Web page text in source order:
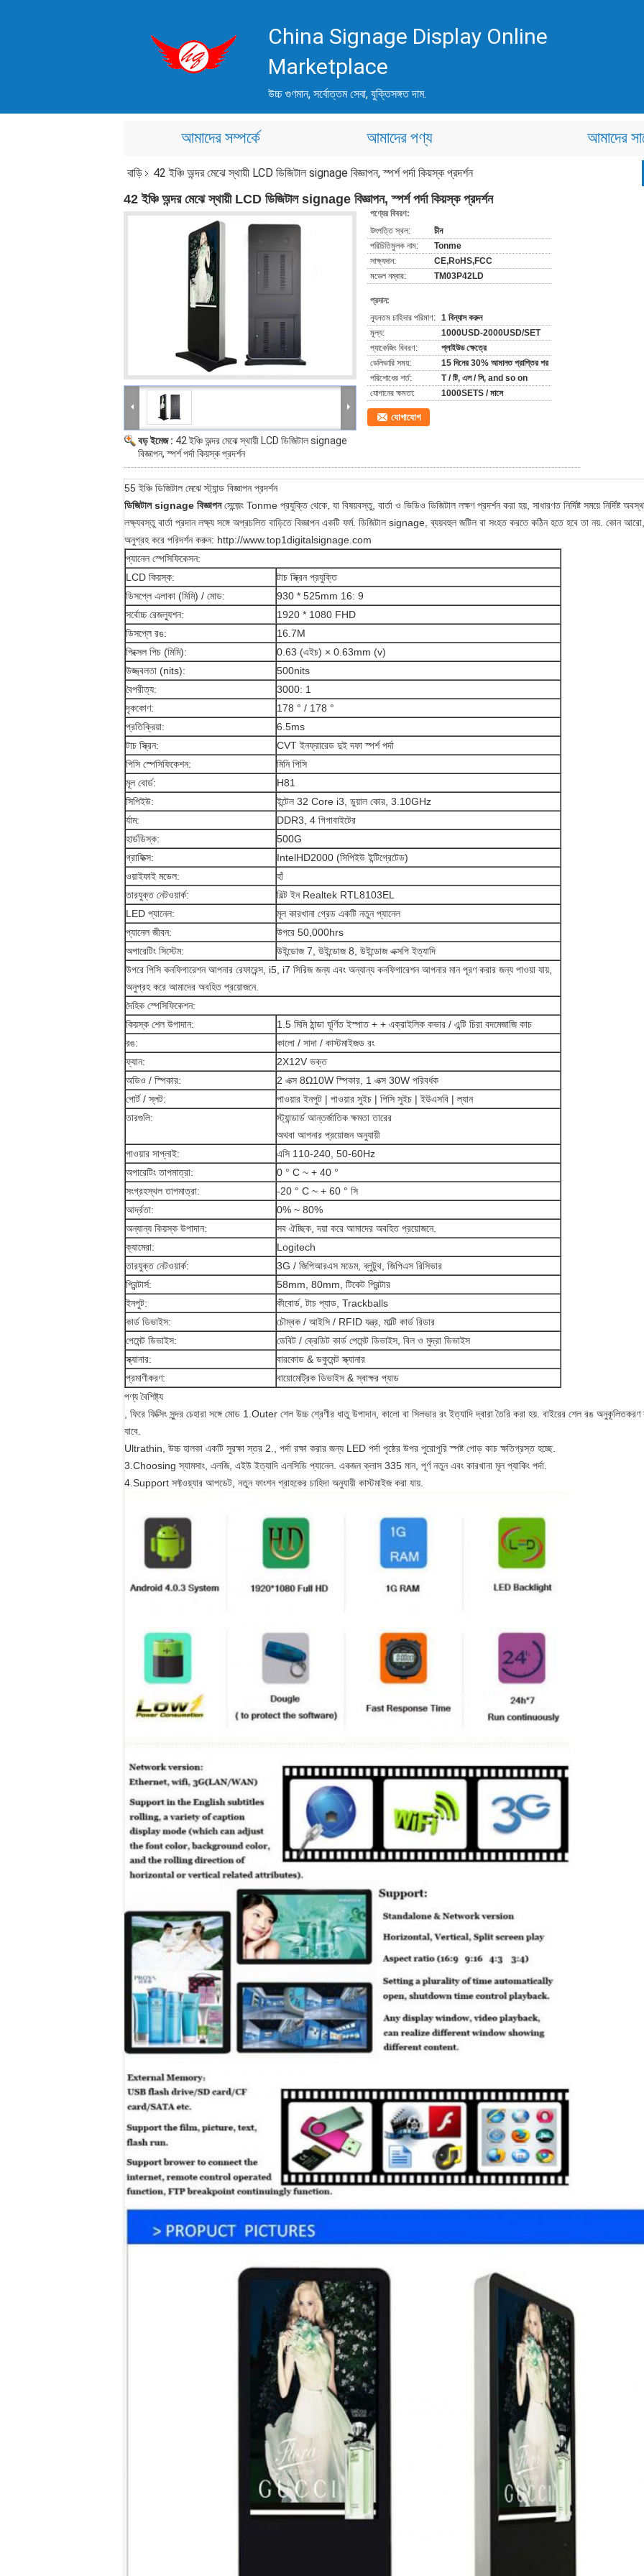
China Signage Display Online
Marketplace
উচ্চ গুণমান, সর্বোত্তম সেবা, যুক্তিসঙ্গত দাম.
আমাদের সম্পর্কে আমাদের পণ্য আমাদের
বাড়ি 42 ইঞ্চি অন্দর মেঝে স্থায়ী LCD ডিজিটাল signage বিজ্ঞাপন, স্পর্শ পর্দা কিয়স্ক প্রদর্শন
42 ইঞ্চি অন্দর মেঝে স্থায়ী LCD ডিজিটাল signage বিজ্ঞাপন, স্পর্শ পর্দা কিয়স্ক প্রদর্শন
বড় ইমেজ : 42 ইঞ্চি অন্দর মেঝে স্থায়ী LCD ডিজিটাল signage
বিজ্ঞাপন, স্পর্শ পর্দা কিয়স্ক প্রদর্শন
পণ্যের বিবরণ:
উৎপত্তি স্থল:
চীন
পরিচিতিমুলক নাম:
Tonme
সাক্ষ্যদান:
CE,RoHS,FCC
মডেল নম্বার:
TM03P42LD
প্রদান:
ন্যূনতম চাহিদার পরিমাণ: 1 বিন্যাস করুন
মূল্য:
1000USD-2000USD/SET
প্যাকেজিং বিবরণ:
প্লাইউড ক্ষেত্রে
ডেলিভারি সময়:
15 দিনের 30% আমানত প্রাপ্তির পর
পরিশোধের শর্ত:
T / টি, এল / সি, and so on
যোগানের ক্ষমতা:
1000SETS / মাসে
যোগাযোগ
55 ইঞ্চি ডিজিটাল মেঝে স্ট্যান্ড বিজ্ঞাপন প্রদর্শন
ডিজিটাল signage বিজ্ঞাপনসেন্জ়েং Tonme প্রযুক্তি থেকে, যা বিষয়বস্তু, বার্তা ও ভিডিও ডিজিটাল লক্ষণ প্রদর্শন করা হয়, সাধারণত নির্দিষ্ট সময়ে নির্দিষ্ট
লক্ষ্যবস্তু বার্তা প্রদান লক্ষ্য সঙ্গে অপ্রচলিত বাড়িতে বিজ্ঞাপন একটি ফর্ম. ডিজিটাল signage, ব্যয়বহুল জটিল বা সংহত করতে কঠিন হতে হবে তা নয়. কোন আরো,
অনুগ্রহ করে পরিদর্শন করুন: http://www.top1digitalsignage.com
প্যানেল স্পেসিফিকেসন:
LCD কিয়স্ক:
টাচ স্ক্রিন প্রযুক্তি
ডিসপ্লে এলাকা (মিমি) / মোড:
930 * 525mm 16: 9
সর্বোচ্চ রেজল্যুশন:
1920 * 1080 FHD
ডিসপ্লে রঙ:
16.7M
পিক্সেল পিচ (মিমি):
0.63 (এইচ) × 0.63mm (v)
উজ্জ্বলতা (nits):
500nits
বৈপরীত্য:
3000: 1
দৃককোণ:
178 ° / 178 °
প্রতিক্রিয়া:
6.5ms
টাচ স্ক্রিন:
CVT ইনফ্রারেড দুই দফা স্পর্শ পর্দা
পিসি স্পেসিফিকেশন:
মিনি পিসি
মূল বোর্ড:
H81
সিপিইউ:
ইন্টেল 32 Core i3, ডুয়াল কোর, 3.10GHz
র্যাম:
DDR3, 4 গিগাবাইটের
হার্ডডিস্ক:
500G
গ্রাফিক্স:
IntelHD2000 (সিপিইউ ইন্টিগ্রেটেড)
ওয়াইফাই মডেল:
হাঁ
তারযুক্ত নেটওয়ার্ক:
বিল্ট ইন Realtek RTL8103EL
LED প্যানেল:
মূল কারখানা গ্রেড একটি নতুন প্যানেল
প্যানেল জীবন:
উপরে 50,000hrs
অপারেটিং সিস্টেম:
উইন্ডোজ 7, ​​উইন্ডোজ 8, উইন্ডোজ এক্সপি ইত্যাদি
উপরে পিসি কনফিগারেশন আপনার রেফারেন্স, i5, i7 সিরিজ জন্য এবং অন্যান্য কনফিগারেশন আপনার মান পূরণ করার জন্য পাওয়া যায়,
অনুগ্রহ করে আমাদের অবহিত প্রয়োজনে.
দৈহিক স্পেসিফিকেশন:
কিয়স্ক শেল উপাদান:
1.5 মিমি ঠান্ডা ঘূর্ণিত ইস্পাত + + এক্রাইলিক কভার / এন্টি চিরা বদমেজাজি কাচ
রঙ:
কালো / সাদা / কাস্টমাইজড রং
ফ্যান:
2X12V ভক্ত
অডিও / স্পিকার:
2 এক্স 8Ω10W স্পিকার, 1 এক্স 30W পরিবর্ধক
পোর্ট / স্লট:
পাওয়ার ইনপুট | পাওয়ার সুইচ | পিসি সুইচ | ইউএসবি | ল্যান
তারগুলি:
স্ট্যান্ডার্ড আন্তর্জাতিক ক্ষমতা তারের
অথবা আপনার প্রয়োজন অনুযায়ী
পাওয়ার সাপ্লাই:
এসি 110-240, 50-60Hz
অপারেটিং তাপমাত্রা:
0 ° C ~ + 40 °
সংগ্রহস্থল তাপমাত্রা:
-20 ° C ~ + 60 ° সি
আর্দ্রতা:
0% ~ 80%
অন্যান্য কিয়স্ক উপাদান:
সব ঐচ্ছিক, দয়া করে আমাদের অবহিত প্রয়োজনে.
ক্যামেরা:
Logitech
তারযুক্ত নেটওয়ার্ক:
3G / জিপিআরএস মডেম, ব্লুটুথ, জিপিএস রিসিভার
প্রিন্টার্স:
58mm, 80mm, টিকেট প্রিন্টার
ইনপুট:
কীবোর্ড, টাচ প্যাড, Trackballs
কার্ড ডিভাইস:
চৌম্বক / আইসি / RFID যন্ত্র, মাল্টি কার্ড রিডার
পেমেন্ট ডিভাইস:
ডেবিট / ক্রেডিট কার্ড পেমেন্ট ডিভাইস, বিল ও মুদ্রা ডিভাইস
স্ক্যানার:
বারকোড & ডকুমেন্ট স্ক্যানার
প্রমাণীকরণ:
বায়োমেট্রিক ডিভাইস & স্বাক্ষর প্যাড
পণ্য বৈশিষ্ট্য
, ফিরে ফিক্সিং সুন্দর চেহারা সঙ্গে মোড 1.Outer শেল উচ্চ শ্রেণীর ধাতু উপাদান, কালো বা সিলভার রং ইত্যাদি দ্বারা তৈরি করা হয়. বাইরের শেল রঙ অনুকূলিতকরণ
যাবে.
Ultrathin, উচ্চ হালকা একটি সুরক্ষা স্তর 2., পর্দা রক্ষা করার জন্য LED পর্দা পৃষ্ঠের উপর পুরোপুরি স্পষ্ট পোড় কাচ ক্ষতিগ্রস্ত হচ্ছে.
3.Choosing স্যামসাং, এলজি, এইউ ইত্যাদি এলসিডি প্যানেল. একজন ক্লাস 335 মান, পূর্ণ নতুন এবং কারখানা মূল প্যাকিং পর্দা.
4.Support সফ্টওয়্যার আপডেট, নতুন ফাংশন গ্রাহকের চাহিদা অনুযায়ী কাস্টমাইজ করা যায়.